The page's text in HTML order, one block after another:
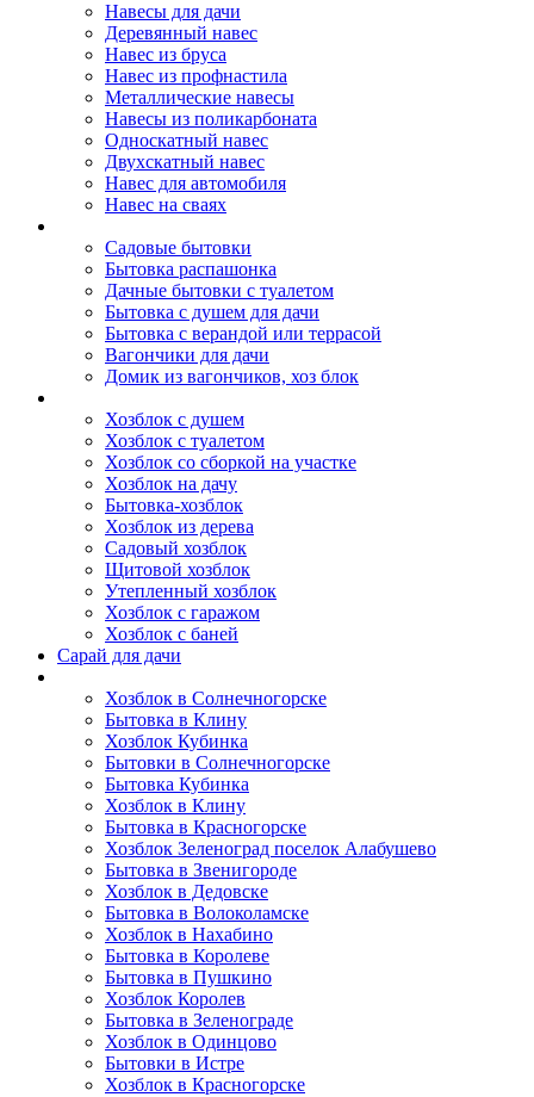
Навесы для дачи
Деревянный навес
Навес из бруса
Навес из профнастила
Металлические навесы
Навесы из поликарбоната
Односкатный навес
Двухскатный навес
Навес для автомобиля
Навес на сваях
Садовые бытовки
Бытовка распашонка
Дачные бытовки с туалетом
Бытовка с душем для дачи
Бытовка с верандой или террасой
Вагончики для дачи
Домик из вагончиков, хоз блок
Хозблок с душем
Хозблок с туалетом
Хозблок со сборкой на участке
Хозблок на дачу
Бытовка-хозблок
Хозблок из дерева
Садовый хозблок
Щитовой хозблок
Утепленный хозблок
Хозблок с гаражом
Хозблок с баней
Сарай для дачи
Хозблок в Солнечногорске
Бытовка в Клину
Хозблок Кубинка
Бытовки в Солнечногорске
Бытовка Кубинка
Хозблок в Клину
Бытовка в Красногорске
Хозблок Зеленоград поселок Алабушево
Бытовка в Звенигороде
Хозблок в Дедовске
Бытовка в Волоколамске
Хозблок в Нахабино
Бытовка в Королеве
Бытовкa в Пушкино
Хозблок Королев
Бытовка в Зеленограде
Хозблок в Одинцово
Бытовки в Истре
Хозблок в Красногорске